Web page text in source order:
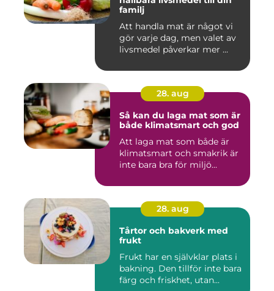
familj
Att handla mat är något vi
gör varje dag, men valet av
livsmedel påverkar mer ...
28. aug
Så kan du laga mat som är
både klimatsmart och god
Att laga mat som både är
klimatsmart och smakrik är
inte bara bra för miljö...
28. aug
Tårtor och bakverk med
frukt
Frukt har en självklar plats i
bakning. Den tillför inte bara
färg och friskhet, utan...